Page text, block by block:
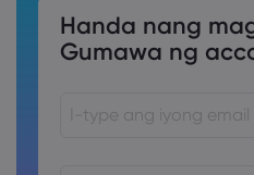
Handa nang
Gumawa ng